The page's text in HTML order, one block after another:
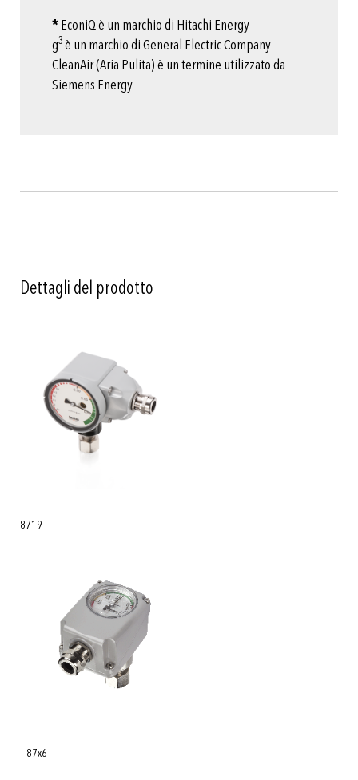
*EconiQ è un marchio di Hitachi Energy
g3è un marchio di General Electric Company
CleanAir (Aria Pulita) è un termine utilizzato da
Siemens Energy
Dettagli del prodotto
8719
87x6